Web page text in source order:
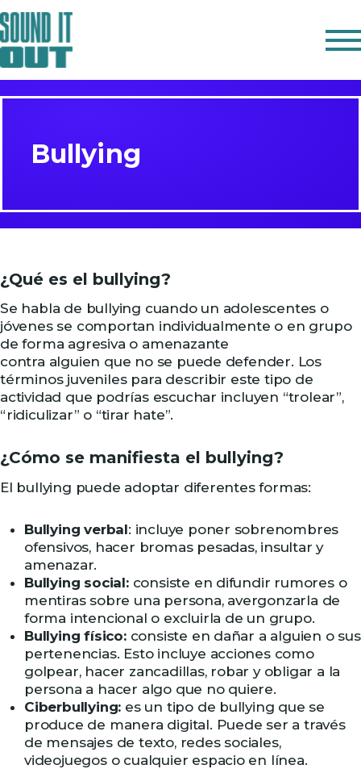
ESCUCHA
HABLA
RECURSOS
Bullying
¿Qué es el bullying?
Se habla de bullying cuando un adolescentes o
jóvenes se comportan individualmente o en grupo
de forma agresiva o amenazante
contra alguien que no se puede defender. Los
términos juveniles para describir este tipo de
actividad que podrías escuchar incluyen “trolear”,
“ridiculizar” o “tirar hate”.
¿Cómo se manifiesta el bullying?
El bullying puede adoptar diferentes formas:
Bullying verbal: incluye poner sobrenombres
ofensivos, hacer bromas pesadas, insultar y
amenazar.
Bullying social:consiste en difundir rumores o
mentiras sobre una persona, avergonzarla de
forma intencional o excluirla de un grupo.
Bullying físico:consiste en dañar a alguien o sus
pertenencias. Esto incluye acciones como
golpear, hacer zancadillas, robar y obligar a la
persona a hacer algo que no quiere.
Ciberbullying: es un tipo de bullying que se
produce de manera digital. Puede ser a través
de mensajes de texto, redes sociales,
videojuegos o cualquier espacio en línea.